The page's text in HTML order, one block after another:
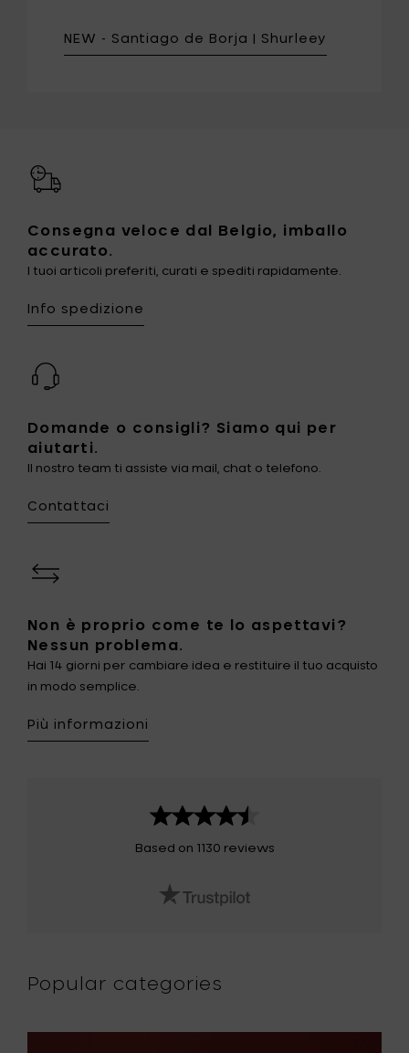
NEW - Santiago de Borja | Shurleey
Consegna veloce dal Belgio, imballo
accurato.
I tuoi articoli preferiti, curati e spediti rapidamente.
Info spedizione
Domande o consigli? Siamo qui per
aiutarti.
Il nostro team ti assiste via mail, chat o telefono.
Contattaci
Non è proprio come te lo aspettavi?
Nessun problema.
Hai 14 giorni per cambiare idea e restituire il tuo acquisto
in modo semplice.
Più informazioni
Based on 1130 reviews
Popular categories